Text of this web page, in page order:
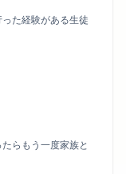
た経験がある生徒
らもう一度家族と